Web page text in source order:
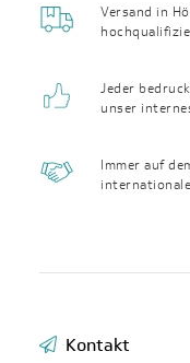
Versand in
Jeder
unser
Immer auf
Kontakt